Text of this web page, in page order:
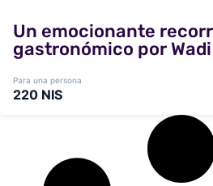
Un emocionante
gastronómico por
Para una persona
220 NIS